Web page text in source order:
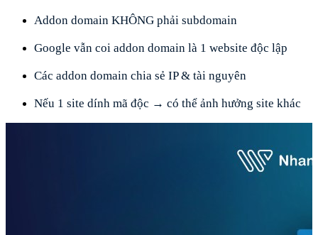
Addon domain KHÔNG phải subdomain
Google vẫn coi addon domain là 1 website độc lập
Các addon domain chia sẻ IP & tài nguyên
Nếu 1 site dính mã độc → có thể ảnh hưởng site khác